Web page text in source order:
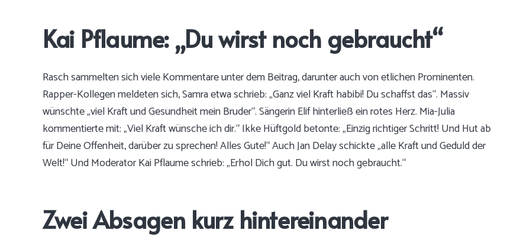
Kai Pflaume: „Du wirst noch gebraucht“
Rasch sammelten sich viele Kommentare unter dem Beitrag, darunter auch von etlichen Prominenten.
Rapper-Kollegen meldeten sich, Samra etwa schrieb: „Ganz viel Kraft habibi! Du schaffst das“. Massiv
wünschte „viel Kraft und Gesundheit mein Bruder“. Sängerin Elif hinterließ ein rotes Herz. Mia-Julia
kommentierte mit: „Viel Kraft wünsche ich dir.“ Ikke Hüftgold betonte: „Einzig richtiger Schritt! Und Hut ab
für Deine Offenheit, darüber zu sprechen! Alles Gute!“ Auch Jan Delay schickte „alle Kraft und Geduld der
Welt!“ Und Moderator Kai Pflaume schrieb: „Erhol Dich gut. Du wirst noch gebraucht.“
Zwei Absagen kurz hintereinander